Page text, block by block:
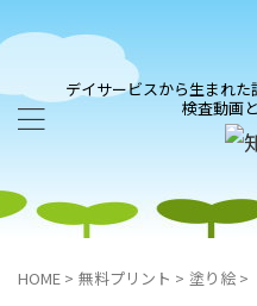
デイサービスから生まれ
検査動画
HOME > 無料プリント > 塗り絵 >